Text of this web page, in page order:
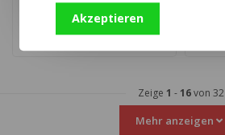
Zeige 1 -16von 32
Mehr anzeigen
Akzeptieren